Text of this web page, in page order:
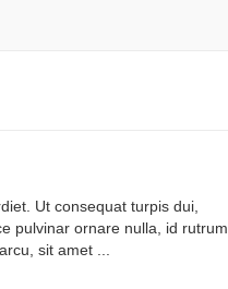
Ut consequat turpis dui,
pulvinar ornare nulla, id rutrum
sit amet ...